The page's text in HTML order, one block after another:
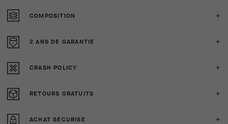
COMPOSITION
2 ANS DE GARANTIE
CRASH POLICY
RETOURS GRATUITS
ACHAT SECURISE